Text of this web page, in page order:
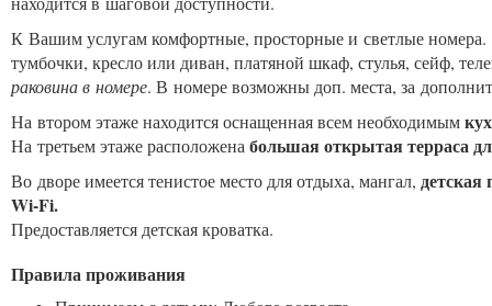
К Вашим услугам комфортные, просторные и светлые номера.
тумбочки, кресло или диван, платяной шкаф, стулья, сейф,
раковина в номере. В номере возможны доп. места, за
На втором этаже находится оснащенная всем необходимым
На третьем этаже расположенабольшая открытая терраса
Во дворе имеется тенистое место для отдыха, мангал,
Wi-Fi.
Предоставляется детская кроватка.
Правила проживания